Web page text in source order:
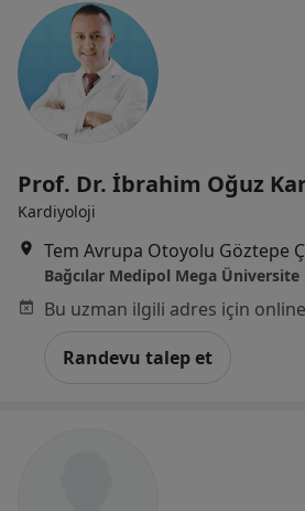
Prof. Dr. İbrahim Oğuz
Kardiyoloji
Bağcılar Medipol Mega Üniversite
Randevu talep et